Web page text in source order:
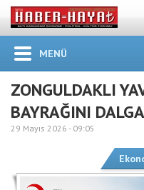
MENÜ
ZONGULDAKLI
BAYRAĞINI
29 Mayıs 2026 - 09:05